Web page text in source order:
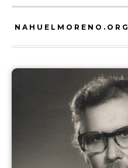
NAHUELMORENO.ORG